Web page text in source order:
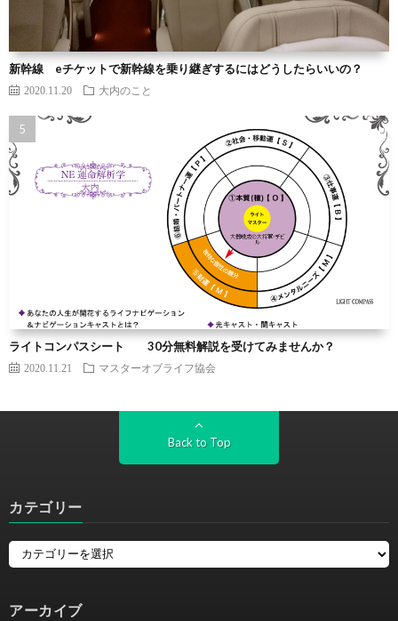
新幹線 eチケットで新幹線を乗り継ぎするにはどうしたらいいの？
2020.11.20 大内のこと
ライトコンパスシート 30分無料解説を受けてみませんか？
2020.11.21 マスターオブライフ協会
Back to Top
カテゴリー
アーカイブ